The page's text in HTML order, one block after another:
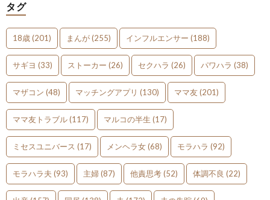
タグ
18歳(201) まんが(255) インフルエンサー (188)
サギヨ (33) ストーカー (26) セクハラ (26) パワハラ (38)
マザコン (48) マッチングアプリ (130) ママ友(201)
ママ友トラブル(117) マルコの半生 (17)
ミセスユニバース (17) メンヘラ女(68) モラハラ (92)
モラハラ夫 (93) 主婦(87) 他責思考(52) 体調不良 (22)